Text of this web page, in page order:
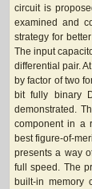
circuit is
examined and
strategy for
The input
differential pair.
by factor of two
bit fully binary
demonstrated.
component in a
best figure-of-
presents a way
full speed. The
built-in memory